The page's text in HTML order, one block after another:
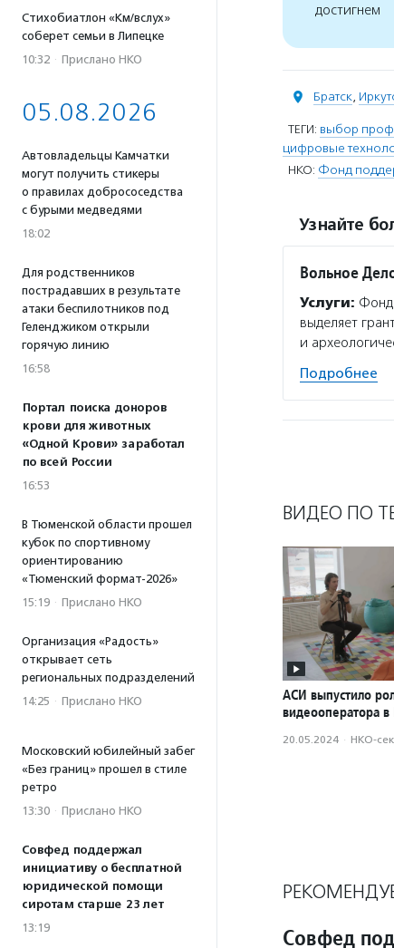
Стихобиатлон «Км/вслух»
соберет семьи в Липецке
10:32 · Прислано НКО
05.08.2026
Автовладельцы Камчатки
могут получить стикеры
о правилах добрососедства
с бурыми медведями
18:02
Для родственников
пострадавших в результате
атаки беспилотников под
Геленджиком открыли
горячую линию
16:58
Портал поиска доноров
крови для животных
«Одной Крови» заработал
по всей России
16:53
В Тюменской области прошел
кубок по спортивному
ориентированию
«Тюменский формат-2026»
15:19 · Прислано НКО
Организация «Радость»
открывает сеть
региональных подразделений
14:25 · Прислано НКО
Московский юбилейный забег
«Без границ» прошел в стиле
ретро
13:30 · Прислано НКО
Совфед поддержал
инициативу о бесплатной
юридической помощи
сиротам старше 23 лет
13:19
достигнем
Братск,
ТЕГИ: выбор
цифровые
НКО: Фонд
Узнайте
Вольное
Услуги: Фонд
выделяет
и
Подробнее
ВИДЕО ПО
АСИ выпустило
видеооператора
20.05.2024 · НКО-
Совфед